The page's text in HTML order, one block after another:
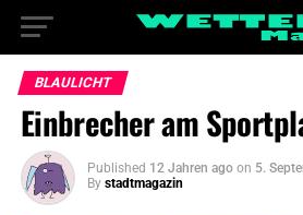
BLAULICHT
Einbrecher am
Published 12 Jahren ago on 5.
By stadtmagazin